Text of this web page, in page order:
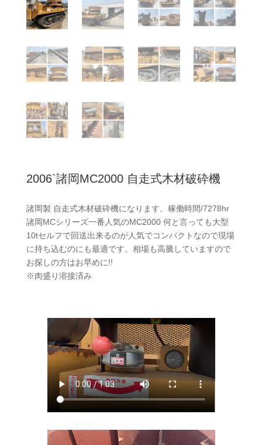
2006`諸岡MC2000 自走式木材破砕機
諸岡製 自走式木材破砕機になります。稼働時間/7278hr
諸岡MCシリーズ一番人気のMC2000 何と言っても大型
10tセルフで回送出来るのが人気でコンパクトなので現場
に持ち込むのにも最適です。相場も高騰していますので
お探しの方はお早めに!!
※肉盛り溶接済み